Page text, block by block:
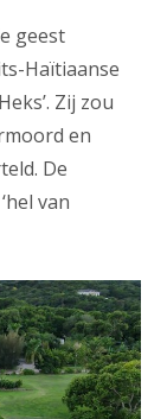
geest
Haïtiaanse
Zij zou
en
De
van